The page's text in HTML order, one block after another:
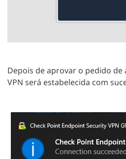
Depois de aprovar o pedido de
VPN será estabelecida com